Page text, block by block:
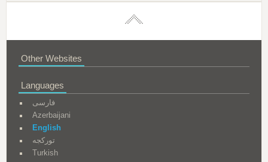
Other Websites
Languages
فارسی
Azerbaijani
English
تورکجه
Turkish